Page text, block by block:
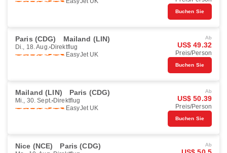
Buchen Sie
Paris (CDG) Mailand (LIN)
Di., 18. Aug. Direktflug
EasyJet UK
Ab
US$ 49.32
Preis/Person
Buchen Sie
Mailand (LIN) Paris (CDG)
Mi., 30. Sept. Direktflug
EasyJet UK
Ab
US$ 50.39
Preis/Person
Buchen Sie
Nice (NCE) Paris (CDG) Ab